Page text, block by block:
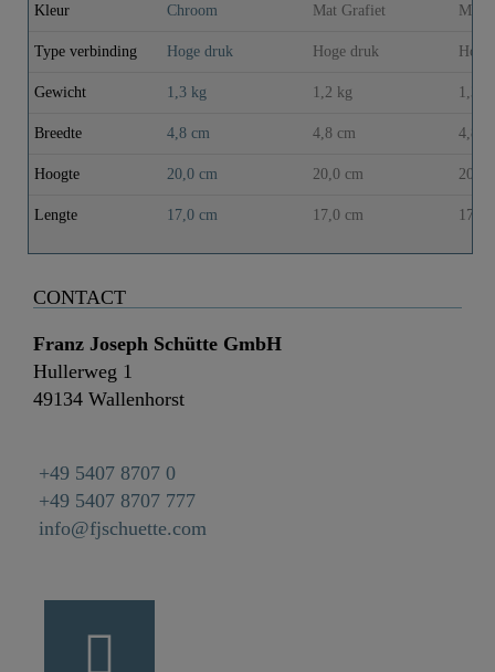
Kleur Chroom Mat Grafiet Mat
Type verbinding Hoge druk Hoge druk
Gewicht 1,3 kg 1,2 kg 1,3
Breedte 4,8 cm 4,8 cm 4,8
Hoogte 20,0 cm 20,0 cm 20,0
Lengte 17,0 cm 17,0 cm 17,0
CONTACT
Franz Joseph Schütte GmbH
Hullerweg 1
49134 Wallenhorst
+49 5407 8707 0
+49 5407 8707 777
info@fjschuette.com